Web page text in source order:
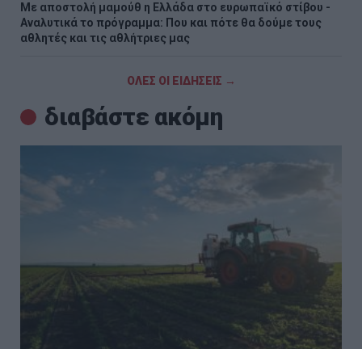
Με αποστολή μαμούθ η Ελλάδα στο ευρωπαϊκό στίβου -
Αναλυτικά το πρόγραμμα: Που και πότε θα δούμε τους
αθλητές και τις αθλήτριες μας
ΟΛΕΣ ΟΙ ΕΙΔΗΣΕΙΣ →
διαβάστε ακόμη